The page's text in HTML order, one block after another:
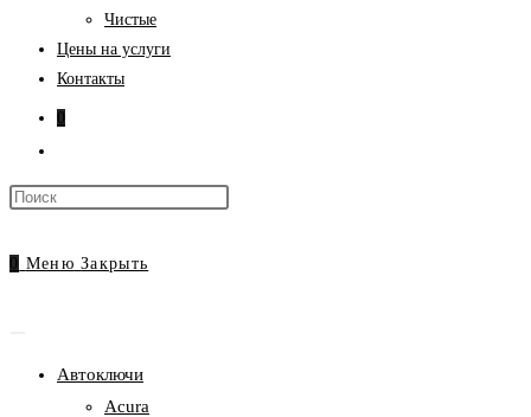
Чистые
Цены на услуги
Контакты
0
по
сайту
0 Меню Закрыть
Автоключи
Acura